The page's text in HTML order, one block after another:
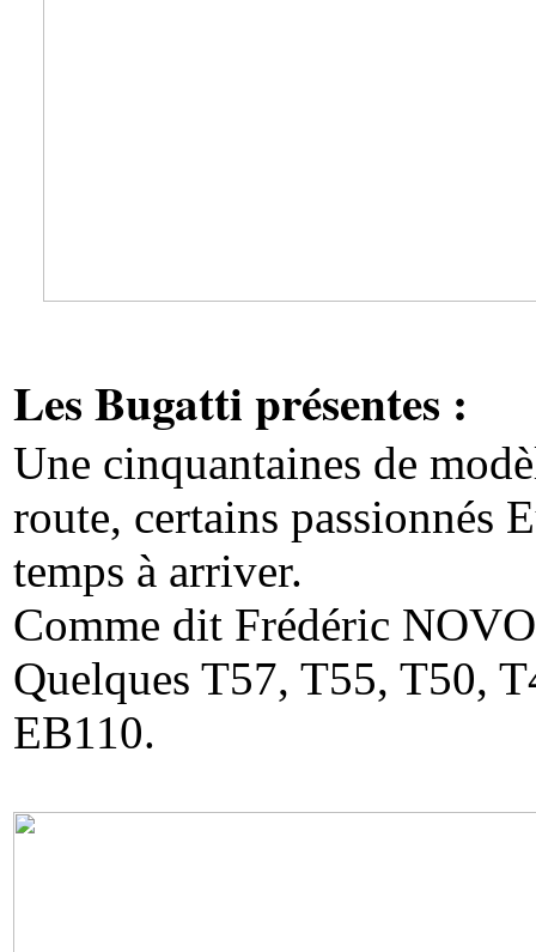
Les Bugatti présentes :
Une cinquantaines de
route, certains passionnés
temps à arriver.
Comme dit Frédéric
Quelques T57, T55, T50,
EB110.